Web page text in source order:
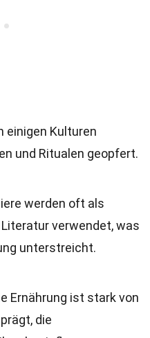
einigen Kulturen
und Ritualen geopfert.
werden oft als
verwendet, was
unterstreicht.
Ernährung ist stark von
die